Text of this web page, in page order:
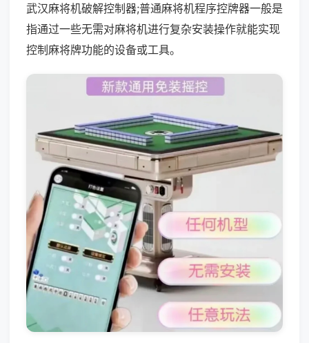
武汉麻将机破解控制器;普通麻将机程序控牌器一般是
指通过一些无需对麻将机进行复杂安装操作就能实现
控制麻将牌功能的设备或工具。